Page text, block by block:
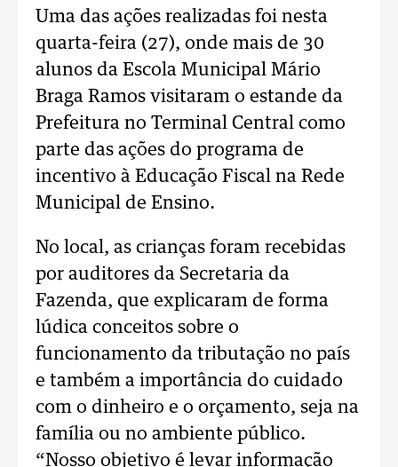
Uma das ações realizadas foi nesta
quarta-feira (27), onde mais de 30
alunos da Escola Municipal Mário
Braga Ramos visitaram o estande da
Prefeitura no Terminal Central como
parte das ações do programa de
incentivo à Educação Fiscal na Rede
Municipal de Ensino.
No local, as crianças foram recebidas
por auditores da Secretaria da
Fazenda, que explicaram de forma
lúdica conceitos sobre o
funcionamento da tributação no país
e também a importância do cuidado
com o dinheiro e o orçamento, seja na
família ou no ambiente público.
“Nosso objetivo é levar informação